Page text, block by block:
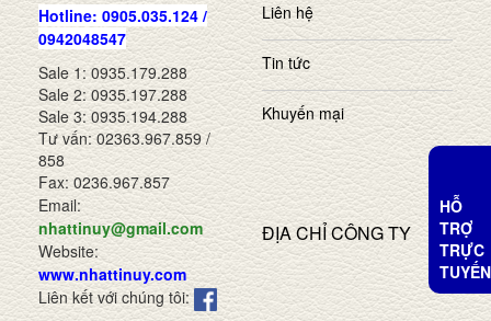
Hotline: 0905.035.124 /
0942048547
Sale 1: 0935.179.288
Sale 2: 0935.197.288
Sale 3: 0935.194.288
Tư vấn: 02363.967.859 /
858
Fax: 0236.967.857
Email:
nhattinuy@gmail.com
Website:
www.nhattinuy.com
Liên kết với chúng tôi:
Liên hệ
Tin tức
Khuyến mại
ĐỊA CHỈ CÔNG TY
HỖ
TRỢ
TRỰC
TUYẾN